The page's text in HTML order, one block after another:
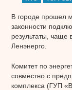
В городе прошел
законности
результаты, чаще
Ленэнерго.
Комитет по
совместно с
комплекса (ГУП